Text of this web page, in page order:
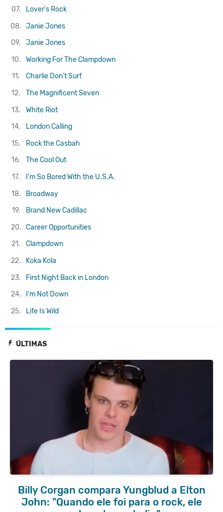
ÚLTIMAS
Billy Corgan compara Yungblud a Elton
John: "Quando ele foi para o rock, ele
07.
Lover's Rock
08. Janie Jones
09.
Janie Jones
10.
Working For The Clampdown
11.
Charlie Don't Surf
12.
The Magnificent Seven
13.
White Riot
14.
London Calling
15.
Rock the Casbah
16.
The Cool Out
17.
I'm So Bored With the U.S.A.
18.
Broadway
19.
Brand New Cadillac
20. Career Opportunities
21.
Clampdown
22.
Koka Kola
23.
First Night Back in London
24.
I'm Not Down
25.
Life Is Wild